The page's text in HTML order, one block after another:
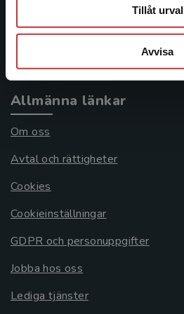
Tillåt urval
Avvisa
Köpvillkor
Allmänna länkar
Om oss
Avtal och rättigheter
Cookies
Cookieinställningar
GDPR och personuppgifter
Jobba hos oss
Lediga tjänster